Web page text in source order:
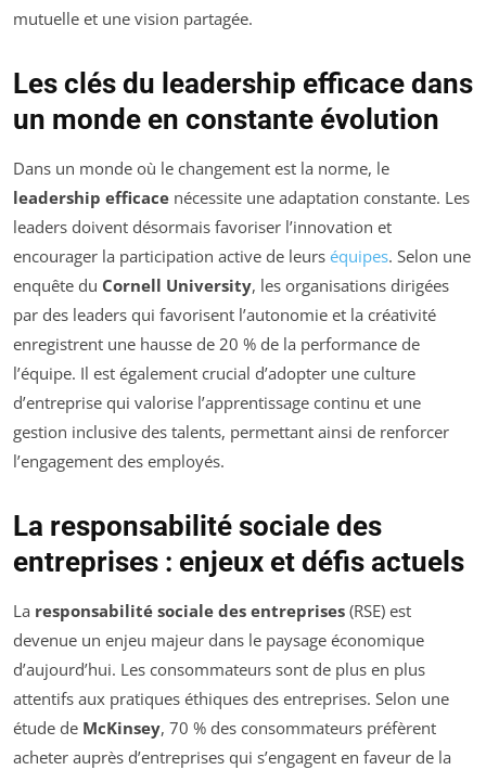
mutuelle et une vision partagée.
Les clés du leadership efficace dans
un monde en constante évolution
Dans un monde où le changement est la norme, le
leadership efficace nécessite une adaptation constante. Les
leaders doivent désormais favoriser l’innovation et
encourager la participation active de leurs équipes. Selon une
enquête du Cornell University, les organisations dirigées
par des leaders qui favorisent l’autonomie et la créativité
enregistrent une hausse de 20 % de la performance de
l’équipe. Il est également crucial d’adopter une culture
d’entreprise qui valorise l’apprentissage continu et une
gestion inclusive des talents, permettant ainsi de renforcer
l’engagement des employés.
La responsabilité sociale des
entreprises : enjeux et défis actuels
La responsabilité sociale des entreprises (RSE) est
devenue un enjeu majeur dans le paysage économique
d’aujourd’hui. Les consommateurs sont de plus en plus
attentifs aux pratiques éthiques des entreprises. Selon une
étude de McKinsey, 70 % des consommateurs préfèrent
acheter auprès d’entreprises qui s’engagent en faveur de la